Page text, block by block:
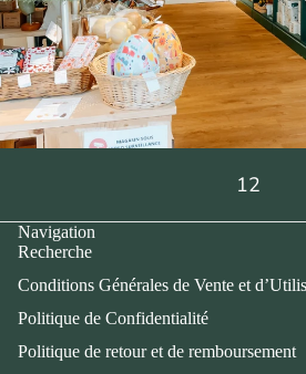
12
Navigation
Recherche
Conditions Générales de Vente et
Politique de Confidentialité
Politique de retour et de remboursement